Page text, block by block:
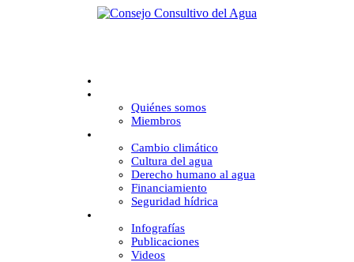
Quiénes somos
Miembros
Cambio climático
Cultura del agua
Derecho humano al agua
Financiamiento
Seguridad hídrica
Infografías
Publicaciones
Videos